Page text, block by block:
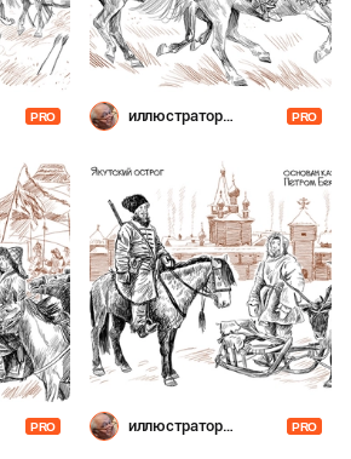
PRO
иллюстратор
PRO
PRO
иллюстратор
PRO